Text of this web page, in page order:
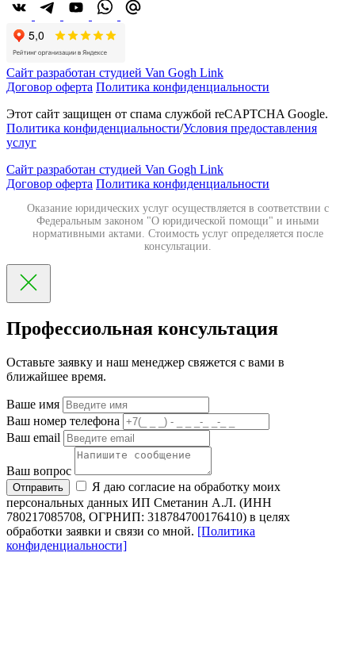
Сайт разработан студией Van Gogh Link
Договор оферта Политика конфиденциальности
Этот сайт защищен от спама службой reCAPTCHA Google.
Политика конфиденциальности/Условия предоставления
услуг
Сайт разработан студией Van Gogh Link
Договор оферта Политика конфиденциальности
Оказание юридических услуг осуществляется в соответствии с
Федеральным законом "О юридической помощи" и иными
нормативными актами. Стоимость услуг определяется после
консультации.
Профессиольная консультация
Оставьте заявку и наш менеджер свяжется с вами в
ближайшее время.
Ваше имя
Ваш номер телефона
Ваш email
Ваш вопрос
Отправить
Я даю согласие на обработку моих
персональных данных ИП Сметанин А.Л. (ИНН
780217085708, ОГРНИП: 318784700176410) в целях
обработки заявки и связи со мной. [Политика
конфиденциальности]